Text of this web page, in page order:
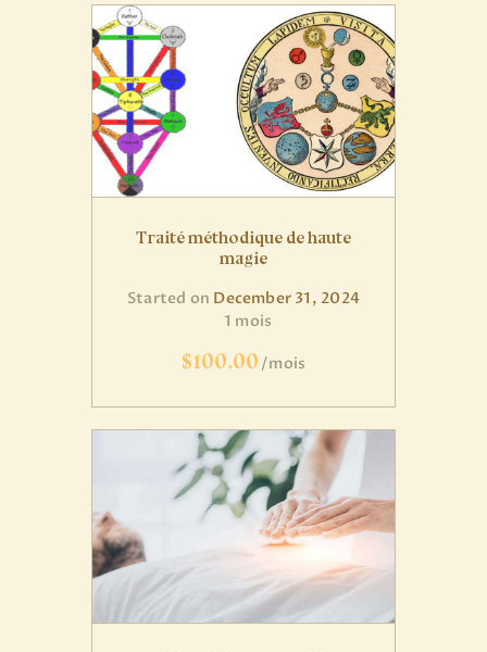
Traité méthodique de haute
magie
Started on December 31, 2024
1 mois
$100.00 mois